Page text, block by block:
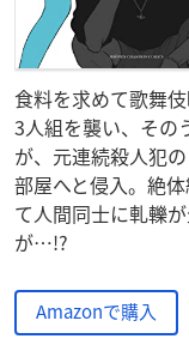
食料を求めて歌舞
3人組を襲い、その
が、元連続殺人犯
部屋へと侵入。絶
て人間同士に軋轢
が…!?
Amazonで購入